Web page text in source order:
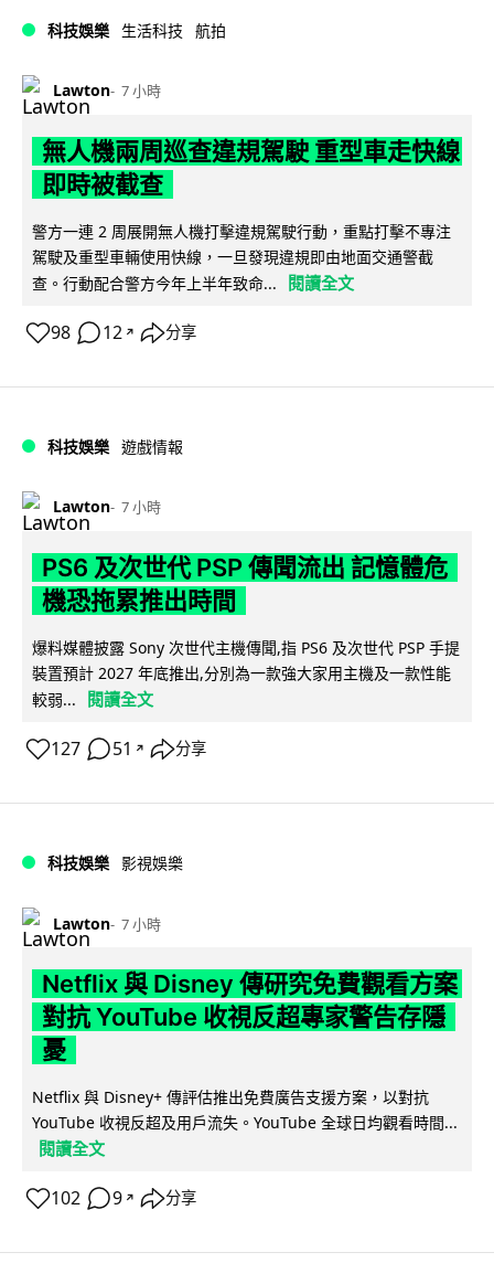
科技娛樂 生活科技 航拍
Lawton 7 小時
無人機兩周巡查違規駕駛 重型車走快線
即時被截查
警方一連 2 周展開無人機打擊違規駕駛行動，重點打擊不專注
駕駛及重型車輛使用快線，一旦發現違規即由地面交通警截
查。行動配合警方今年上半年致命...
閱讀全文
98 12 ↗ 分享
科技娛樂 遊戲情報
Lawton 7 小時
PS6 及次世代 PSP 傳聞流出 記憶體危
機恐拖累推出時間
爆料媒體披露 Sony 次世代主機傳聞,指 PS6 及次世代 PSP 手提
裝置預計 2027 年底推出,分別為一款強大家用主機及一款性能
較弱...
閱讀全文
127 51 ↗ 分享
科技娛樂 影視娛樂
Lawton 7 小時
Netflix 與 Disney 傳研究免費觀看方案
對抗 YouTube 收視反超專家警告存隱
憂
Netflix 與 Disney+ 傳評估推出免費廣告支援方案，以對抗
YouTube 收視反超及用戶流失。YouTube 全球日均觀看時間...
閱讀全文
102 9 ↗ 分享